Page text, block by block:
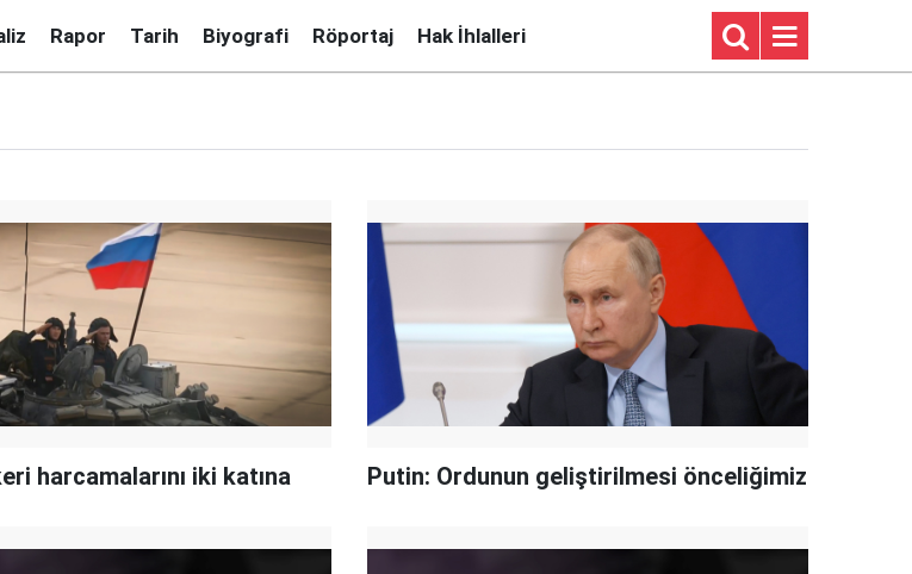
Rapor Tarih Biyografi Röportaj Hak İhlalleri
harcamalarını iki katına
Putin: Ordunun geliştirilmesi önceliğimiz